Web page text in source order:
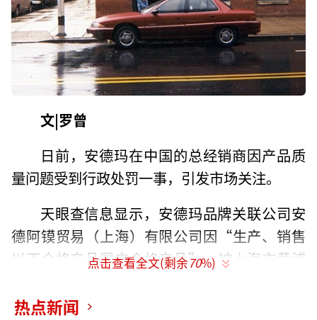
文|罗曾
日前，安德玛在中国的总经销商因产品质
量问题受到行政处罚一事，引发市场关注。
天眼查信息显示，安德玛品牌关联公司安
德阿镆贸易（上海）有限公司因“生产、销售
以不合格产品冒充合格产品”，被上海市黄浦
所得30.6余元。
点击查看全文(剩余70%)
热点新闻